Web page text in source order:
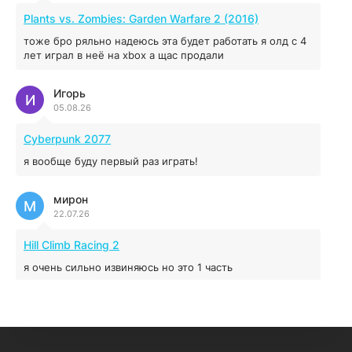
MAFIA: THE OLD COUNTRY
44.98 ГБ 2025
04.12.2025
Red Chaos - The Strict Order
04.12.2025
16.95 ГБ
04.12.2025
Plants vs. Zombies: Garden Warfare 2 (2016)
тоже бро ряльно надеюсь эта будет работать я олд с 4
лет играл в неё на xbox а щас продали
Игорь
05.08.26
И
Cyberpunk 2077
я вообще буду первый раз играть!
мирон
22.07.26
М
Hill Climb Racing 2
я очень сильно извиняюсь но это 1 часть